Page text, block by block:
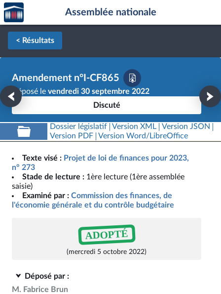
Aller au contenu
Aller en bas de la page
Accèder
à la
page
d'accueil
Assemblée nationale
< Résultats
Amendement n°I-CF865
Déposé le vendredi 30 septembre 2022
Discuté
Dossier législatif Version XML
Version JSON
Version PDF
Version Word/LibreOffice
Texte visé : Projet de loi de finances pour 2023,
n° 273
Stade de lecture : 1ère lecture (1ère assemblée
saisie)
Examiné par : Commission des finances, de
l'économie générale et du contrôle budgétaire
ADOPTÉ
(mercredi 5 octobre 2022)
Déposé par :
M. Fabrice Brun